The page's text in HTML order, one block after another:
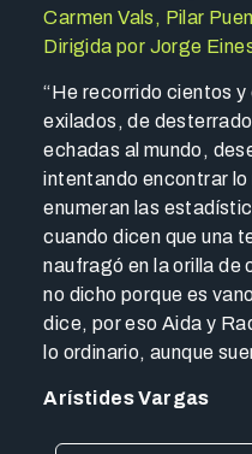
Carmen Vals, Pilar
Dirigida por Jorge
“He recorrido cientos
exilados, de
echadas al mundo,
intentando encontrar lo
enumeran las
cuando dicen que una
naufragó en la orilla de
no dicho porque es
dice, por eso Aida y
lo ordinario, aunque
Arístides Vargas